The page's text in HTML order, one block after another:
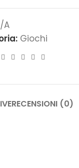
A
Giochi
RECENSIONI (0)